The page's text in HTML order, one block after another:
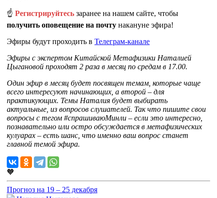
☝ Регистрируйтесь заранее на нашем сайте, чтобы
получить оповещение на почту накануне эфира!
Эфиры будут проходить в Телеграм-канале
Эфиры с экспертом Китайской Метафизики Наталией
Цыгановой проходят 2 раза в месяц по средам в 17.00.
Один эфир в месяц будет посвящен темам, которые чаще
всего интересуют начинающих, а второй – для
практикующих. Темы Наталия будет выбирать
актуальные, из вопросов слушателей. Так что пишите свои
вопросы с тегом #спрашиваюМинли – если это интересно,
познавательно или остро обсуждается в метафизических
кулуарах – есть шанс, что именно ваш вопрос станет
главной темой эфира.
🧡
Прогноз на 19 – 25 декабря